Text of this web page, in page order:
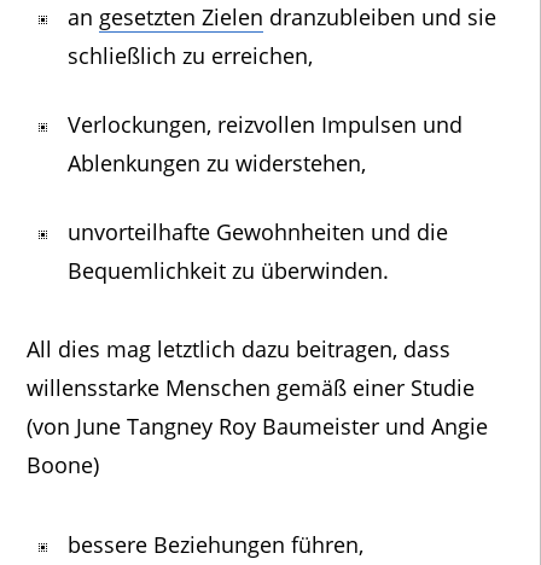
an gesetzten Zielen dranzubleiben und sie
schließlich zu erreichen,
Verlockungen, reizvollen Impulsen und
Ablenkungen zu widerstehen,
unvorteilhafte Gewohnheiten und die
Bequemlichkeit zu überwinden.
All dies mag letztlich dazu beitragen, dass
willensstarke Menschen gemäß einer Studie
(von June Tangney Roy Baumeister und Angie
Boone)
bessere Beziehungen führen,